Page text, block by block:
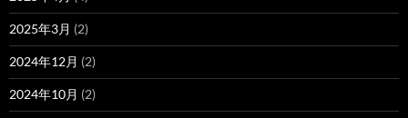
2025年3月 (2)
2024年12月 (2)
2024年10月 (2)